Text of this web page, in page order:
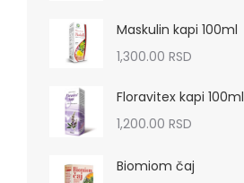
Maskulin kapi 100ml
1,300.00 RSD
Floravitex kapi 100ml
1,200.00 RSD
Biomiom čaj